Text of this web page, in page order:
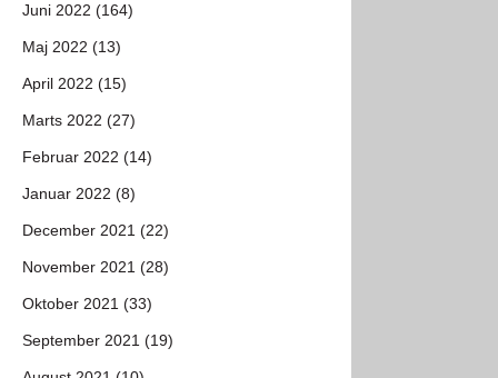
Juni 2022 (164)
Maj 2022 (13)
April 2022 (15)
Marts 2022 (27)
Februar 2022 (14)
Januar 2022 (8)
December 2021 (22)
November 2021 (28)
Oktober 2021 (33)
September 2021 (19)